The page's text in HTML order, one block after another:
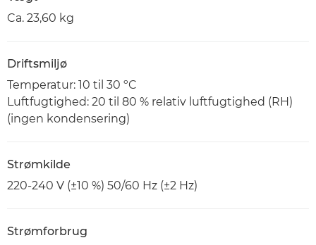
Ca. 23,60 kg
Driftsmiljø
Temperatur: 10 til 30 ºC
Luftfugtighed: 20 til 80 % relativ luftfugtighed (RH)
(ingen kondensering)
Strømkilde
220-240 V (±10 %) 50/60 Hz (±2 Hz)
Strømforbrug